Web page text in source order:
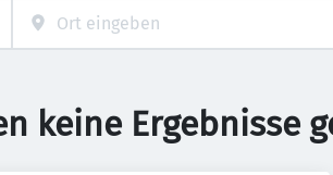
keine Ergebnisse